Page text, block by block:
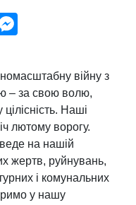
війну з
– за свою волю,
Наші
лютому ворогу.
веде на нашій
жертв, руйнувань,
і комунальних
у нашу